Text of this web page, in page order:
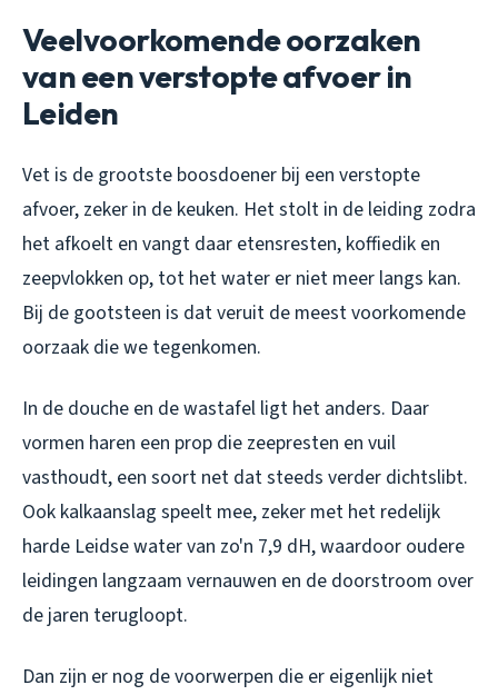
Veelvoorkomende oorzaken
van een verstopte afvoer in
Leiden
Vet is de grootste boosdoener bij een verstopte
afvoer, zeker in de keuken. Het stolt in de leiding zodra
het afkoelt en vangt daar etensresten, koffiedik en
zeepvlokken op, tot het water er niet meer langs kan.
Bij de gootsteen is dat veruit de meest voorkomende
oorzaak die we tegenkomen.
In de douche en de wastafel ligt het anders. Daar
vormen haren een prop die zeepresten en vuil
vasthoudt, een soort net dat steeds verder dichtslibt.
Ook kalkaanslag speelt mee, zeker met het redelijk
harde Leidse water van zo'n 7,9 dH, waardoor oudere
leidingen langzaam vernauwen en de doorstroom over
de jaren terugloopt.
Dan zijn er nog de voorwerpen die er eigenlijk niet